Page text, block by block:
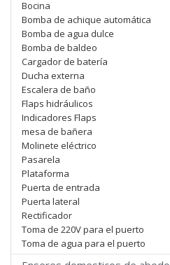
Bocina
Bomba de achique automática
Bomba de agua dulce
Bomba de baldeo
Cargador de batería
Ducha externa
Escalera de baño
Flaps hidráulicos
Indicadores Flaps
mesa de bañera
Molinete eléctrico
Pasarela
Plataforma
Puerta de entrada
Puerta lateral
Rectificador
Toma de 220V para el puerto
Toma de agua para el puerto